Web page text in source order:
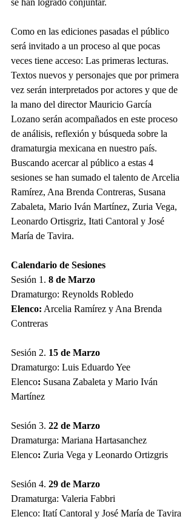
se han logrado conjuntar.
Como en las ediciones pasadas el público
será invitado a un proceso al que pocas
veces tiene acceso: Las primeras lecturas.
Textos nuevos y personajes que por primera
vez serán interpretados por actores y que de
la mano del director Mauricio García
Lozano serán acompañados en este proceso
de análisis, reflexión y búsqueda sobre la
dramaturgia mexicana en nuestro país.
Buscando acercar al público a estas 4
sesiones se han sumado el talento de Arcelia
Ramírez, Ana Brenda Contreras, Susana
Zabaleta, Mario Iván Martínez, Zuria Vega,
Leonardo Ortisgriz, Itati Cantoral y José
María de Tavira.
Calendario de Sesiones
Sesión 1. 8 de Marzo
Dramaturgo: Reynolds Robledo
Elenco: Arcelia Ramírez y Ana Brenda
Contreras
Sesión 2. 15 de Marzo
Dramaturgo: Luis Eduardo Yee
Elenco: Susana Zabaleta y Mario Iván
Martínez
Sesión 3. 22 de Marzo
Dramaturga: Mariana Hartasanchez
Elenco: Zuria Vega y Leonardo Ortizgris
Sesión 4. 29 de Marzo
Dramaturga: Valeria Fabbri
Elenco: Itatí Cantoral y José María de Tavira